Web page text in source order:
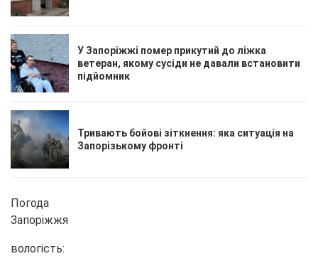
У Запоріжжі помер прикутий до ліжка
ветеран, якому сусіди не давали встановити
підйомник
Тривають бойові зіткнення: яка ситуація на
Запорізькому фронті
Погода
Запоріжжя
вологість: